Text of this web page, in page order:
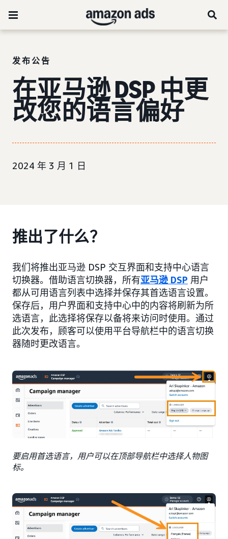
发布公告
在亚马逊 DSP 中更
改您的语言偏好
2024 年 3 月 1 日
推出了什么？
我们将推出亚马逊 DSP 交互界面和支持中心语言
切换器。借助语言切换器，所有亚马逊 DSP 用户
都从可用语言列表中选择并保存其首选语言设置。
保存后，用户界面和支持中心中的内容将刷新为所
选语言，此选择将保存以备将来访问时使用。通过
此次发布，顾客可以使用平台导航栏中的语言切换
器随时更改语言。
要启用首选语言，用户可以在顶部导航栏中选择人物图
标。